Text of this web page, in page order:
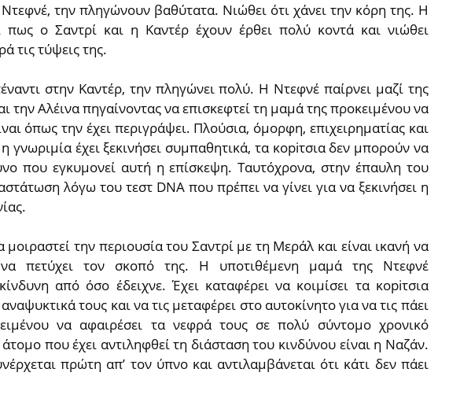
την πληγώνουν βαθύτατα. Νιώθει ότι χάνει την κόρη της. Η
πως ο Σαντρί και η Καντέρ έχουν έρθει πολύ κοντά και νιώθει
τις τύψεις της.
στην Καντέρ, την πληγώνει πολύ. Η Ντεφνέ παίρνει μαζί της
την Αλέινα πηγαίνοντας να επισκεφτεί τη μαμά της προκειμένου να
όπως την έχει περιγράψει. Πλούσια, όμορφη, επιχειρηματίας και
γνωριμία έχει ξεκινήσει συμπαθητικά, τα κopiτσια δεν μπορούν να
που εγκυμονεί αυτή η επίσκεψη. Ταυτόχρονα, στην έπαυλη του
λόγω του τεστ DNA που πρέπει να γίνει για να ξεκινήσει η
μοιραστεί την περιουσία του Σαντρί με τη Μεράλ και είναι ικανή να
πετύχει τον σκοπό της. Η υποτιθέμενη μαμά της Ντεφνέ
από όσο έδειχνε. Έχει καταφέρει να κοιμίσει τα κopiτσια
τους και να τις μεταφέρει στο αυτοκίνητο για να τις πάει
να αφαιρέσει τα νεφρά τους σε πολύ σύντομο χρονικό
που έχει αντιληφθεί τη διάσταση του κινδύνου είναι η Ναζάν.
πρώτη απ’ τον ύπνο και αντιλαμβάνεται ότι κάτι δεν πάει